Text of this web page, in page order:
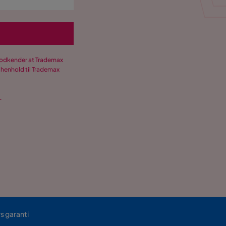
at Trademax
til Trademax
garanti